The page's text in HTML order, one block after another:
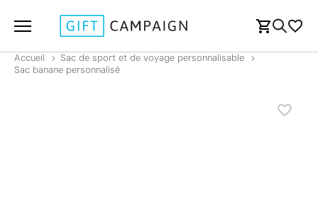
Accueil
Sac de sport et de voyage personnalisable
Sac banane personnalisé